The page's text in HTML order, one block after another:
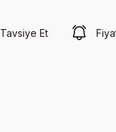
Tavsiye Et